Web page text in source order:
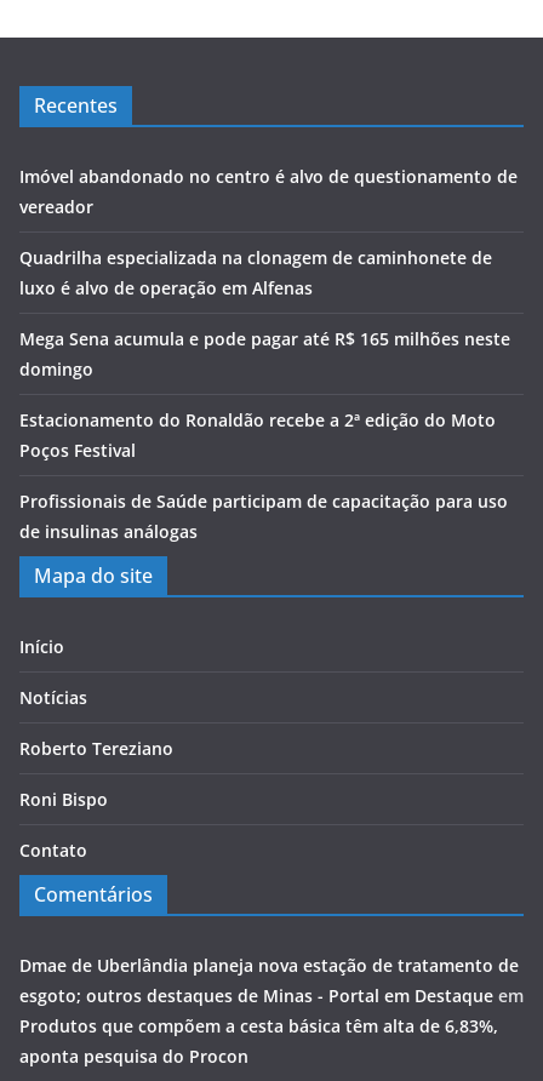
Recentes
Imóvel abandonado no centro é alvo de questionamento de
vereador
Quadrilha especializada na clonagem de caminhonete de
luxo é alvo de operação em Alfenas
Mega Sena acumula e pode pagar até R$ 165 milhões neste
domingo
Estacionamento do Ronaldão recebe a 2ª edição do Moto
Poços Festival
Profissionais de Saúde participam de capacitação para uso
de insulinas análogas
Mapa do site
Início
Notícias
Roberto Tereziano
Roni Bispo
Contato
Comentários
Dmae de Uberlândia planeja nova estação de tratamento de
esgoto; outros destaques de Minas - Portal em Destaque em
Produtos que compõem a cesta básica têm alta de 6,83%,
aponta pesquisa do Procon